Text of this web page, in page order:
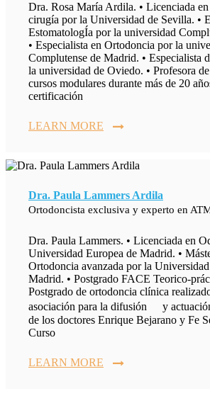
Dra. Rosa María Ardila. • Licenciada
cirugía por la Universidad de Sevilla. •
EstomatologÍa por la universidad
• Especialista en Ortodoncia por la
Complutense de Madrid. • Especialista
la universidad de Oviedo. • Profesora
cursos modulares durante más de 20
certificación
LEARN MORE
Dra. Paula Lammers Ardila
Ortodoncista exclusiva y experto en
Dra. Paula Lammers. • Licenciada en
Universidad Europea de Madrid. •
Ortodoncia avanzada por la
Madrid. • Postgrado FACE Teorico-
Postgrado de ortodoncia clínica
asociación para la difusión y
de los doctores Enrique Bejarano y Fe
Curso
LEARN MORE